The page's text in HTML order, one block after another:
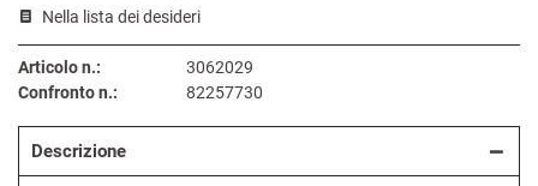
Nella lista dei desideri
Articolo n.:
3062029
Confronto n.:
82257730
Descrizione